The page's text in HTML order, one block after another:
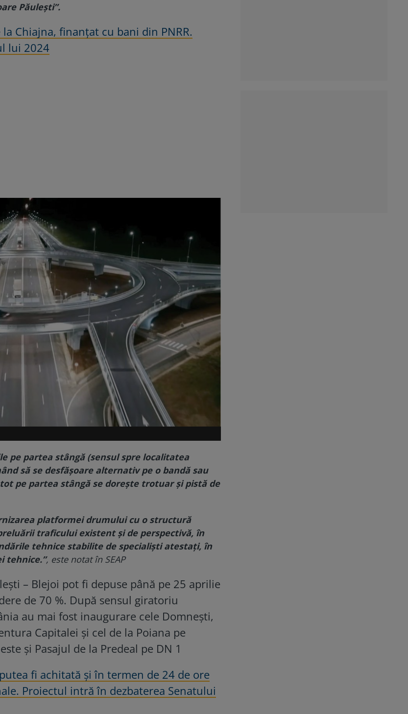
Păulești”.
Chiajna, finanțat cu bani din PNRR.
lui 2024
pe partea stângă (sensul spre localitatea
să se desfășoare alternativ pe o bandă sau
pe partea stângă se dorește trotuar și pistă de
platformei drumului cu o structură
traficului existent și de perspectivă, în
tehnice stabilite de specialiști atestați, în
tehnice.”, este notat în SEAP
– Blejoi pot fi depuse până pe 25 aprilie
de 70 %. După sensul giratoriu
au mai fost inaugurare cele Domnești,
Capitalei și cel de la Poiana pe
și Pasajul de la Predeal pe DN 1
fi achitată şi în termen de 24 de ore
Proiectul intră în dezbaterea Senatului